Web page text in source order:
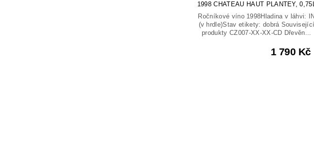
1998 CHATEAU HAUT PLANTEY,
Ročníkové víno 1998Hladina v láhvi: IN
(v hrdle)Stav etikety: dobrá Související
produkty CZ007-XX-XX-CD Dřevěn...
1 790 Kč